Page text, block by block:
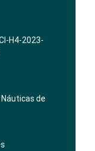
H4-2023-
de